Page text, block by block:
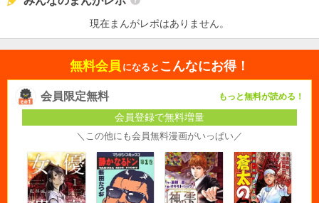
現在まんがレポはありません。
無料会員 になると こんなにお得！
会員限定無料 もっと無料が読める！
会員登録で無料増量
＼この他にも会員無料漫画がいっぱい／